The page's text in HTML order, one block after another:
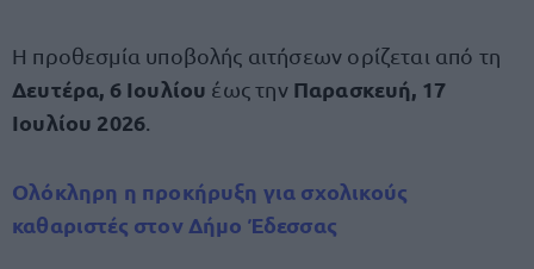
Η προθεσμία υποβολής αιτήσεων ορίζεται από τη
Δευτέρα, 6 Ιουλίου έως την Παρασκευή, 17
Ιουλίου 2026
Ολόκληρη η προκήρυξη για σχολικούς
καθαριστές στον Δήμο Έδεσσας